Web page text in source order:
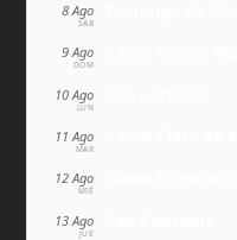
8 Ago
SÁB
9 Ago
DOM
10 Ago
LUN
11 Ago
MAR
12 Ago
MIÉ
13 Ago
JUE